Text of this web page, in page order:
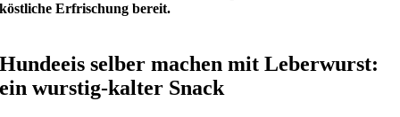
köstliche Erfrischung bereit.
Hundeeis selber machen mit Leberwurst:
ein wurstig-kalter Snack